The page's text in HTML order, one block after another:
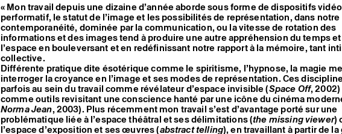
« Mon travail depuis une dizaine d’année aborde sous forme de dispositifs vidéo
performatif, le statut de l’image et les possibilités de représentation, dans notre
contemporanéité, dominée par la communication, ou la vitesse de rotation des
informations et des images tend à produire une autre appréhension du temps
l’espace en bouleversant et en redéfinissant notre rapport à la mémoire, tant
collective.
Différente pratique dite ésotérique comme le spiritisme, l’hypnose, la magie
interroger la croyance en l’image et ses modes de représentation. Ces
parfois au sein du travail comme révélateur d’espace invisible (Space Off,
comme outils revisitant une conscience hanté par une icône du cinéma
Norma Jean, 2003). Plus récemment mon travail s’est d’avantage porté sur une
problématique liée à l’espace théâtral et ses délimitations (the missing viewer)
l’espace d’exposition et ses œuvres (abstract telling), en travaillant à partir de